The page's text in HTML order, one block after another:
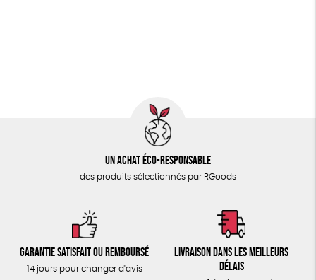
Un achat éco-responsable
des produits sélectionnés par RGoods
Garantie satisfait ou remboursé
14 jours pour changer d'avis
Livraison dans les meilleurs
délais